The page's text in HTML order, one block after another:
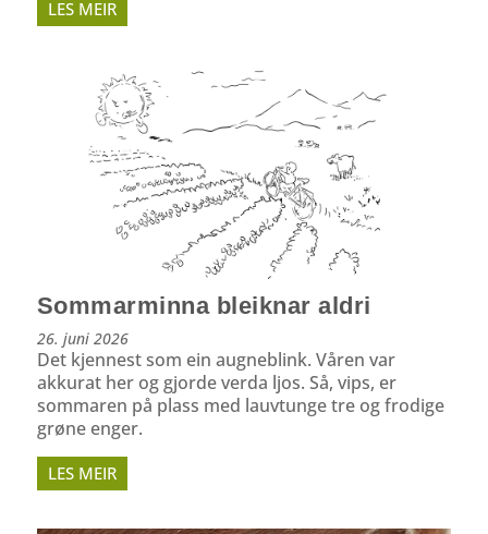
LES MEIR
Sommarminna bleiknar aldri
26. juni 2026
Det kjennest som ein augneblink. Våren var
akkurat her og gjorde verda ljos. Så, vips, er
sommaren på plass med lauvtunge tre og frodige
grøne enger.
LES MEIR